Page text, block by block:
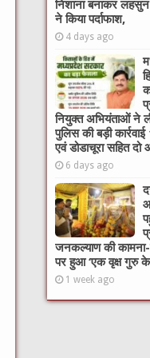
निशाना बनाकर लहसुन
ने किया पर्दाफाश,
4 days ago
नियुक्त अभियंताओं ने
पुलिस की बड़ी
एवं डोडाचूरा सहित दो
6 days ago
जनकल्याण की कामना-
पर हुआ ‘एक वृक्ष गुरु के
1 week ago